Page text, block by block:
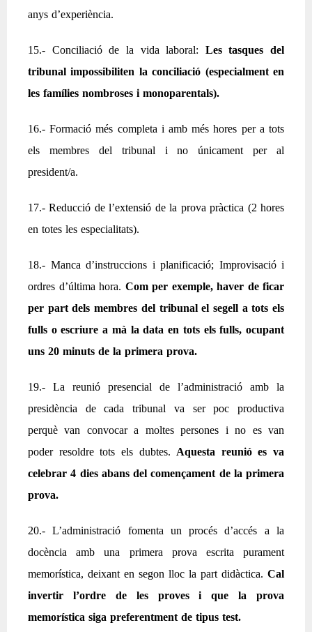
anys d’experiència.
15.- Conciliació de la vida laboral: Les tasques del
tribunal impossibiliten la conciliació (especialment en
les famílies nombroses i monoparentals).
16.- Formació més completa i amb més hores per a tots
els membres del tribunal i no únicament per al
president/a.
17.- Reducció de l’extensió de la prova pràctica (2 hores
en totes les especialitats).
18.- Manca d’instruccions i planificació; Improvisació i
ordres d’última hora. Com per exemple, haver de ficar
per part dels membres del tribunal el segell a tots els
fulls o escriure a mà la data en tots els fulls, ocupant
uns 20 minuts de la primera prova.
19.- La reunió presencial de l’administració amb la
presidència de cada tribunal va ser poc productiva
perquè van convocar a moltes persones i no es van
poder resoldre tots els dubtes. Aquesta reunió es va
celebrar 4 dies abans del començament de la primera
prova.
20.- L’administració fomenta un procés d’accés a la
docència amb una primera prova escrita purament
memorística, deixant en segon lloc la part didàctica. Cal
invertir l’ordre de les proves i que la prova
memorística siga preferentment de tipus test.